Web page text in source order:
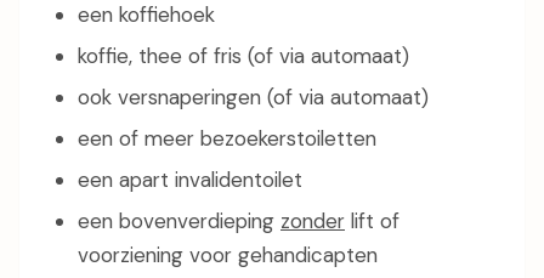
een koffiehoek
koffie, thee of fris (of via automaat)
ook versnaperingen (of via automaat)
een of meer bezoekerstoiletten
een apart invalidentoilet
een bovenverdieping zonder lift of
voorziening voor gehandicapten